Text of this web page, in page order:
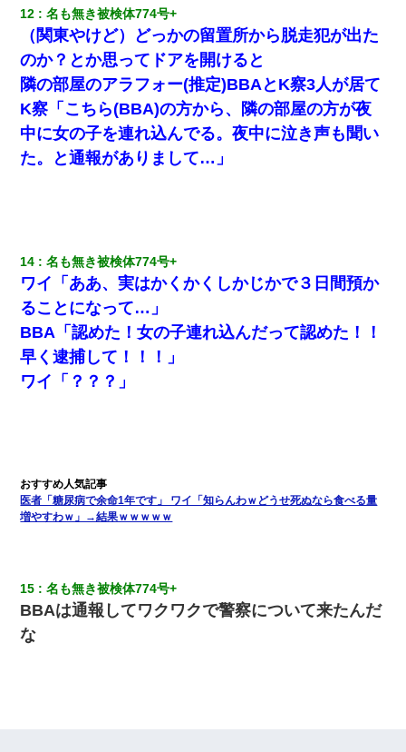
ミスした新人(
)に冗談で「行為させてくれたら許してあげる」
って言ったら・・・
【まぬけ】夫「離婚だ！」私「わかった。で？」夫「慰謝料
だ！」私「いいけど弁護士通して。私も請求する」夫「」
嫁に不倫されたから嫁と不倫相手に1000万の慰謝料請求した
12 名も無き被検体774号+
（関東やけど）どっかの留置所から脱走犯が出た
のか？とか思ってドアを開けると
隣の部屋のアラフォー(推定)BBAとK察3人が居て
K察「こちら(BBA)の方から、隣の部屋の方が夜
中に女の子を連れ込んでる。夜中に泣き声も聞い
た。と通報がありまして…」
14 名も無き被検体774号+
ワイ「ああ、実はかくかくしかじかで３日間預か
ることになって…」
BBA「認めた！女の子連れ込んだって認めた！！
早く逮捕して！！！」
ワイ「？？？」
医者「糖尿病で余命1年です」 ワイ「知らんわｗどうせ死ぬなら食べる量
増やすわｗ」→結果ｗｗｗｗｗ
15 名も無き被検体774号+
BBAは通報してワクワクで警察について来たんだ
な